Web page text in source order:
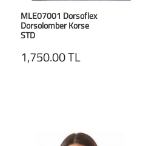
MLE07001 Dorsoflex
Dorsolomber Korse
STD
1,750.00 TL